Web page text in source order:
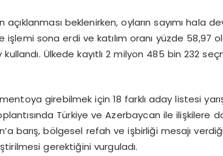
açıklanması beklenirken, oyların sayımı hala
sona erdi ve katılım oranı yüzde 58,97
Ülkede kayıtlı 2 milyon 485 bin 232
girebilmek için 18 farklı aday listesi
Türkiye ve Azerbaycan ile ilişkilere
barış, bölgesel refah ve işbirliği mesajı
gerektiğini vurguladı.